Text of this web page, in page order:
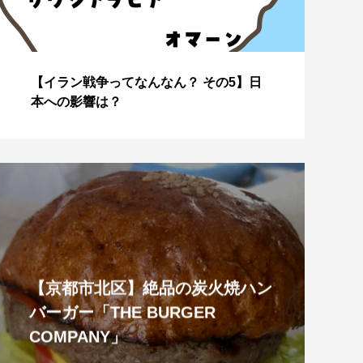
【イラン戦争ってなんなん？ その4】な
ぜこのタイミングで？
【京都市北区】絶品の炭火焼ハン
バーガー「THE BURGER
COMPANY」